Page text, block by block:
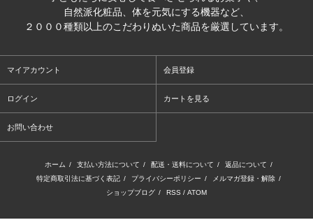
自然派化粧品、体を元気にする機器など、
２０００種類以上のこだわりぬいた商品を厳選しています。
マイアカウント 会員登録
ログイン カートを見る
お問い合わせ
ホーム / 支払い方法について / 配送・送料について / 返品について /
特定商取引法に基づく表記 / プライバシーポリシー / メルマガ登録・解除 /
ショップブログ / RSS / ATOM